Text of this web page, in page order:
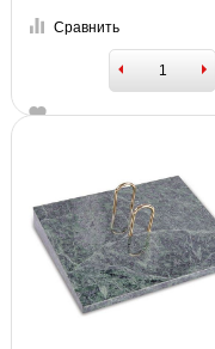
Сравнить